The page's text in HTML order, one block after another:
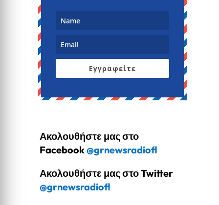
Εγγραφείτε
Ακολουθήστε μας στο
Facebook@grnewsradiofl
Ακολουθήστε μας στο Twitter
@grnewsradiofl